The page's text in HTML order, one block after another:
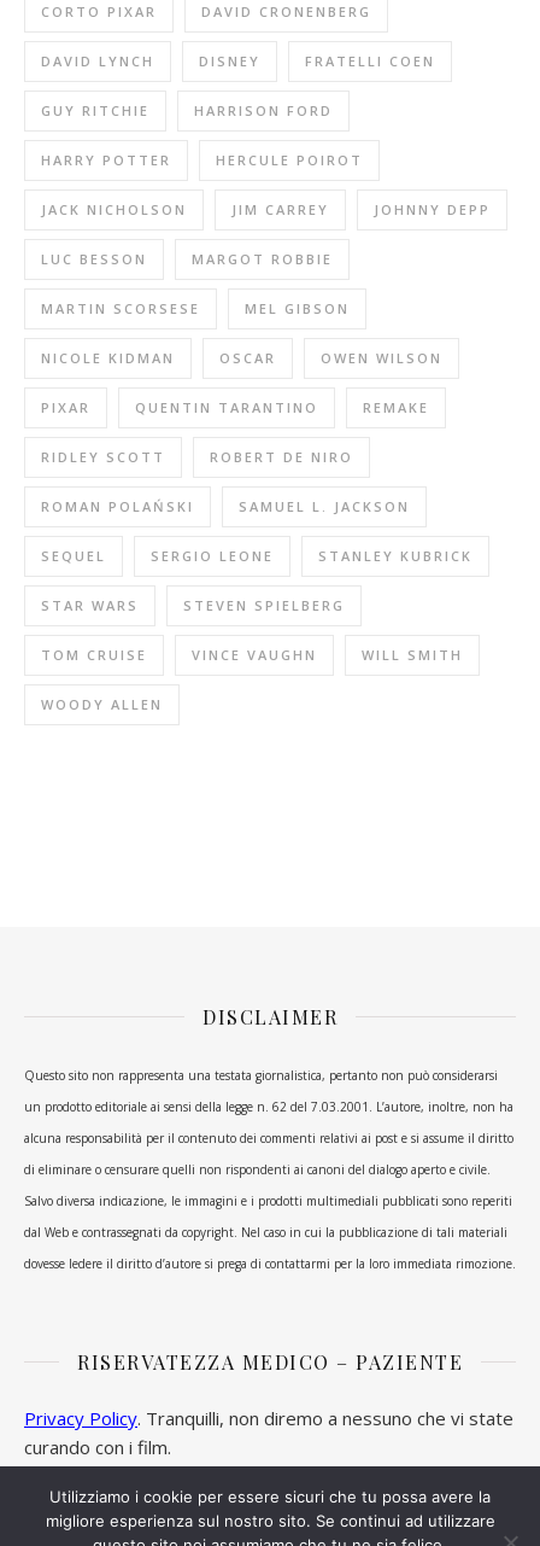
CORTO PIXAR DAVID CRONENBERG
DAVID LYNCH DISNEY FRATELLI COEN
GUY RITCHIE HARRISON FORD
HARRY POTTER HERCULE POIROT
JACK NICHOLSON JIM CARREY JOHNNY DEPP
LUC BESSON MARGOT ROBBIE
MARTIN SCORSESE MEL GIBSON
NICOLE KIDMAN OSCAR OWEN WILSON
PIXAR QUENTIN TARANTINO REMAKE
RIDLEY SCOTT ROBERT DE NIRO
ROMAN POLAŃSKI SAMUEL L. JACKSON
SEQUEL SERGIO LEONE STANLEY KUBRICK
STAR WARS STEVEN SPIELBERG
TOM CRUISE VINCE VAUGHN WILL SMITH
WOODY ALLEN
DISCLAIMER
Questo sito non rappresenta una testata giornalistica, pertanto non può considerarsi
un prodotto editoriale ai sensi della legge n. 62 del 7.03.2001. L’autore, inoltre, non ha
alcuna responsabilità per il contenuto dei commenti relativi ai post e si assume il diritto
di eliminare o censurare quelli non rispondenti ai canoni del dialogo aperto e civile.
Salvo diversa indicazione, le immagini e i prodotti multimediali pubblicati sono reperiti
dal Web e contrassegnati da copyright. Nel caso in cui la pubblicazione di tali materiali
dovesse ledere il diritto d’autore si prega di contattarmi per la loro immediata rimozione.
RISERVATEZZA MEDICO – PAZIENTE
Privacy Policy. Tranquilli, non diremo a nessuno che vi state
curando con i film.
Utilizziamo i cookie per essere sicuri che tu possa avere la
migliore esperienza sul nostro sito. Se continui ad utilizzare